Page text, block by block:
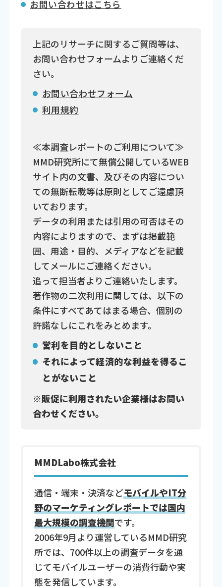
お問い合わせはこちら
上記のリサーチに関するご質問等は、
お問い合わせフォームよりご連絡くだ
さい。
お問い合わせフォーム
利用規約
≪本調査レポートのご利用について≫
MMD研究所にて無償公開しているWEB
サイト内の文書、及びその内容につい
ての無断転載等は原則としてご遠慮頂
いております。
データの利用または引用の可否はその
内容によりますので、まずは掲載範
囲、用途・目的、メディアなどを記載
してメールにご連絡ください。
追って担当者よりご連絡いたします。
著作物の二次利用に関しては、以下の
条件にすべてあてはまる場合、個別の
許諾なしにこれをみとめます。
営利を目的としないこと
それによって経済的な利益を得るこ
とがないこと
※販促に利用されたい企業様はお問い
合わせください。
MMDLabo株式会社
通信・端末・決済などモバイルやIT分
野のマーケティングレポートでは国内
最大規模の調査機関です。
2006年9月より運営しているMMD研究
所では、700件以上の調査データを通
じてモバイルユーザーの消費行動や実
態を発信しています。